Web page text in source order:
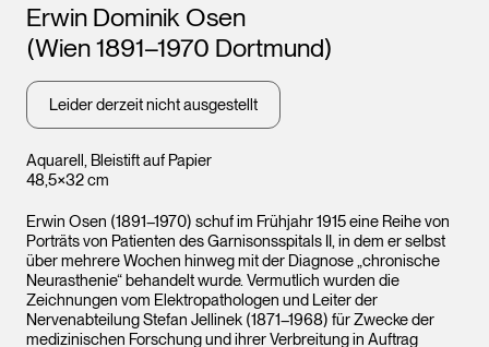
Aquarell, Bleistift auf Papier
48,5×32 cm
Künstler*innen
Erwin Dominik Osen
(Wien 1891–1970 Dortmund)
Leider derzeit nicht ausgestellt
Erwin Osen (1891–1970) schuf im Frühjahr 1915 eine Reihe von
Porträts von Patienten des Garnisonsspitals II, in dem er selbst
über mehrere Wochen hinweg mit der Diagnose „chronische
Neurasthenie“ behandelt wurde. Vermutlich wurden die
Zeichnungen vom Elektropathologen und Leiter der
Nervenabteilung Stefan Jellinek (1871–1968) für Zwecke der
medizinischen Forschung und ihrer Verbreitung in Auftrag